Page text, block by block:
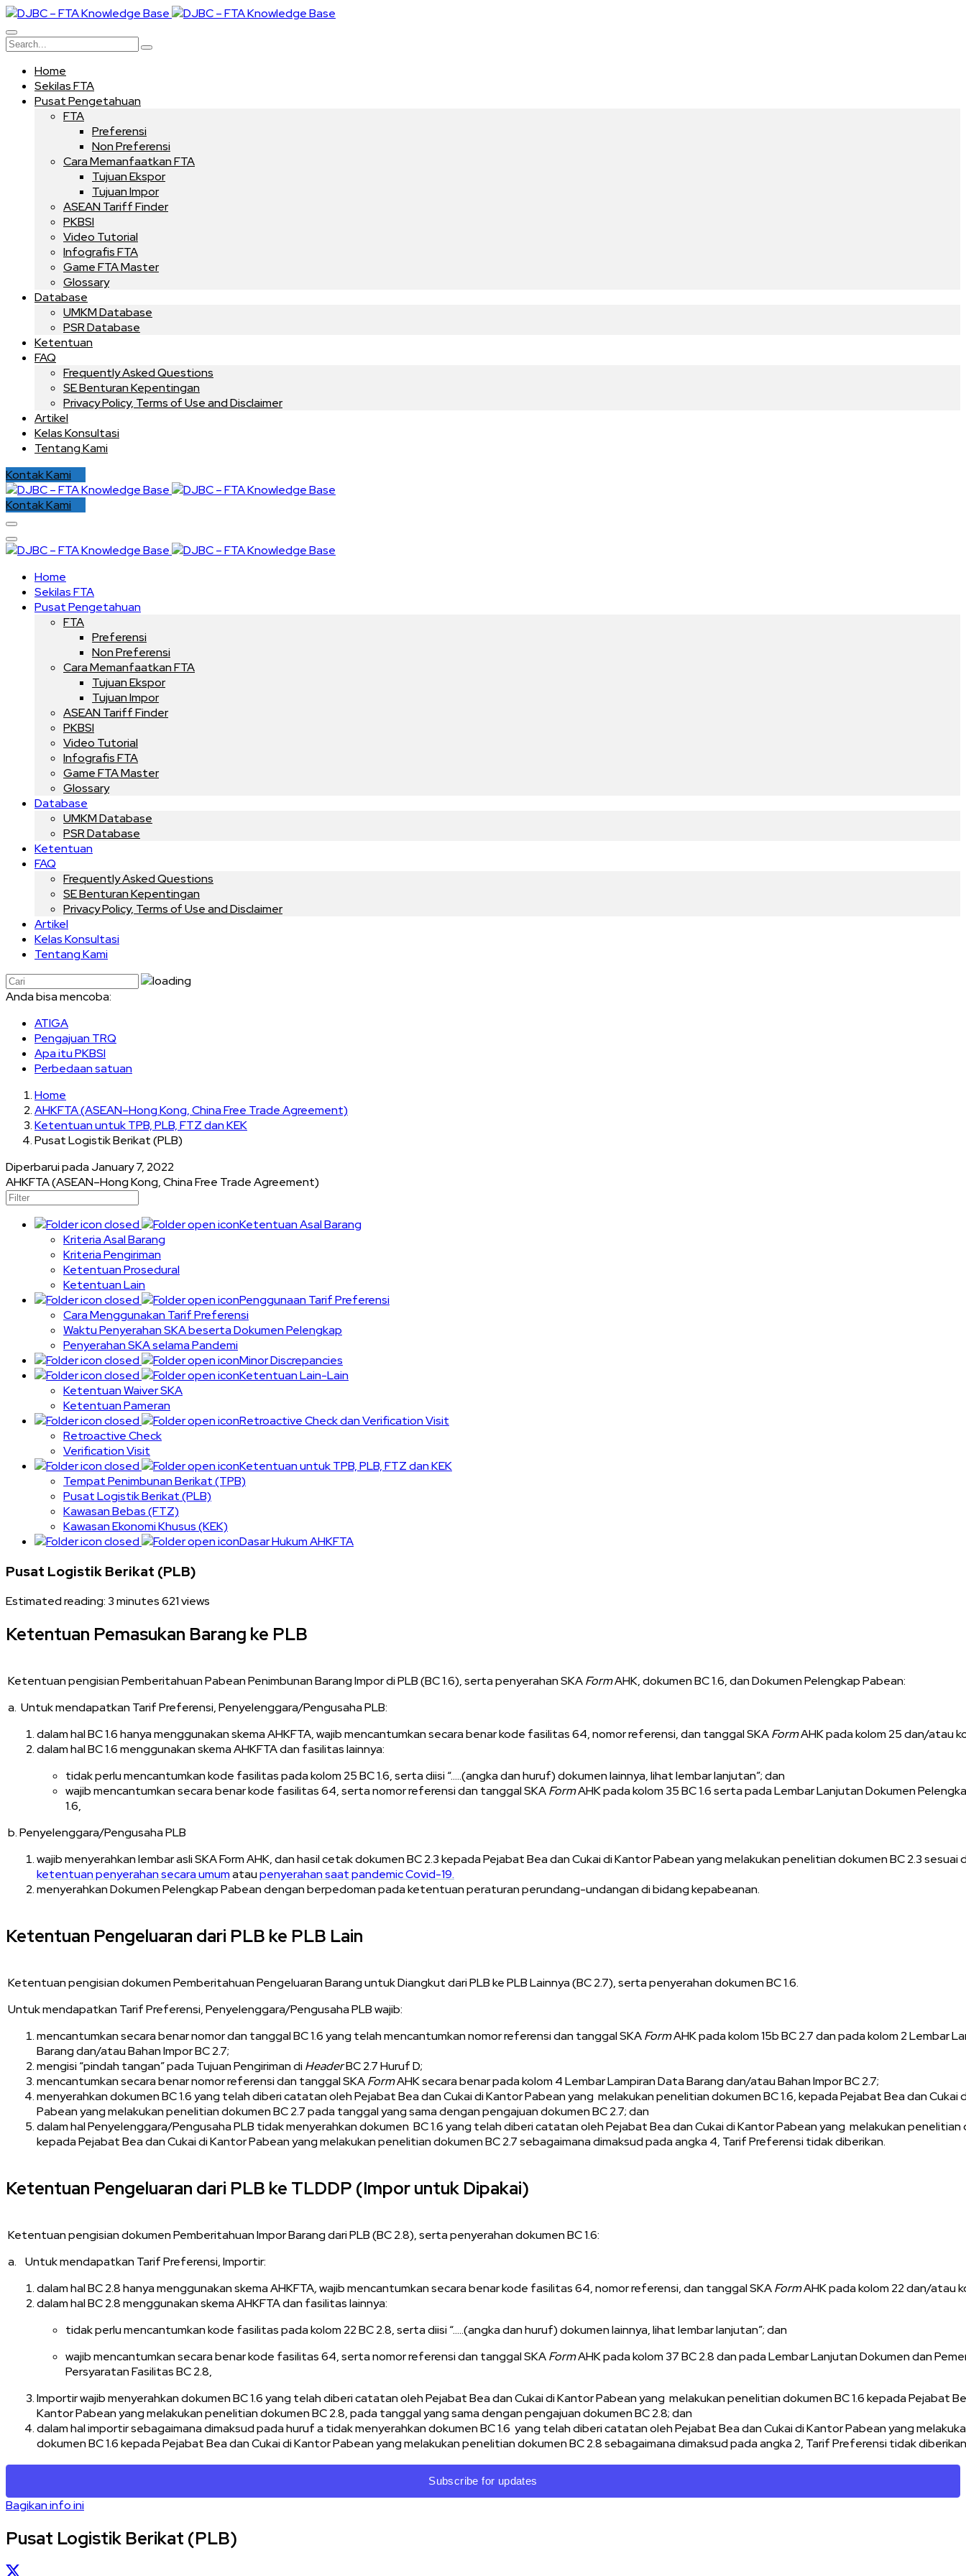
Home
Sekilas FTA
Pusat Pengetahuan
FTA
Preferensi
Non Preferensi
Cara Memanfaatkan FTA
Tujuan Ekspor
Tujuan Impor
ASEAN Tariff Finder
PKBSI
Video Tutorial
Infografis FTA
Game FTA Master
Glossary
Database
UMKM Database
PSR Database
Ketentuan
FAQ
Frequently Asked Questions
SE Benturan Kepentingan
Privacy Policy, Terms of Use and Disclaimer
Artikel
Kelas Konsultasi
Tentang Kami
Kontak Kami
Kontak Kami
Home
Sekilas FTA
Pusat Pengetahuan
FTA
Preferensi
Non Preferensi
Cara Memanfaatkan FTA
Tujuan Ekspor
Tujuan Impor
ASEAN Tariff Finder
PKBSI
Video Tutorial
Infografis FTA
Game FTA Master
Glossary
Database
UMKM Database
PSR Database
Ketentuan
FAQ
Frequently Asked Questions
SE Benturan Kepentingan
Privacy Policy, Terms of Use and Disclaimer
Artikel
Kelas Konsultasi
Tentang Kami
Anda bisa mencoba:
ATIGA
Pengajuan TRQ
Apa itu PKBSI
Perbedaan satuan
Home
AHKFTA (ASEAN–Hong Kong, China Free Trade Agreement)
Ketentuan untuk TPB, PLB, FTZ dan KEK
Pusat Logistik Berikat (PLB)
Diperbarui padaJanuary 7, 2022
AHKFTA (ASEAN–Hong Kong, China Free Trade Agreement)
Ketentuan Asal Barang
Kriteria Asal Barang
Kriteria Pengiriman
Ketentuan Prosedural
Ketentuan Lain
Penggunaan Tarif Preferensi
Cara Menggunakan Tarif Preferensi
Waktu Penyerahan SKA beserta Dokumen Pelengkap
Penyerahan SKA selama Pandemi
Minor Discrepancies
Ketentuan Lain-Lain
Ketentuan Waiver SKA
Ketentuan Pameran
Retroactive Check dan Verification Visit
Retroactive Check
Verification Visit
Ketentuan untuk TPB, PLB, FTZ dan KEK
Tempat Penimbunan Berikat (TPB)
Pusat Logistik Berikat (PLB)
Kawasan Bebas (FTZ)
Kawasan Ekonomi Khusus (KEK)
Dasar Hukum AHKFTA
Pusat Logistik Berikat (PLB)
Estimated reading: 3 minutes621 views
Ketentuan Pemasukan Barang ke PLB
Ketentuan pengisian Pemberitahuan Pabean Penimbunan Barang Impor di PLB (BC 1.6), serta penyerahan SKAFormAHK, dokumen BC 1.6, dan Dokumen Pelengkap Pabean:
a. Untuk mendapatkan Tarif Preferensi, Penyelenggara/Pengusaha PLB:
dalam hal BC 1.6 hanya menggunakan skema AHKFTA, wajib mencantumkan secara benar kode fasilitas 64, nomor referensi, dan tanggal SKAFormAHK pada kolom 25 dan/atau
dalam hal BC 1.6 menggunakan skema AHKFTA dan fasilitas lainnya:
tidak perlu mencantumkan kode fasilitas pada kolom 25 BC 1.6, serta diisi “…..(angka dan huruf) dokumen lainnya, lihat lembar lanjutan”; dan
wajib mencantumkan secara benar kode fasilitas 64, serta nomor referensi dan tanggal SKAFormAHK pada kolom 35 BC 1.6 serta pada Lembar Lanjutan Dokumen
1.6,
b. Penyelenggara/Pengusaha PLB
wajib menyerahkan lembar asli SKA Form AHK, dan hasil cetak dokumen BC 2.3 kepada Pejabat Bea dan Cukai di Kantor Pabean yang melakukan penelitian dokumen BC 2.3 sesuai
ketentuan penyerahan secara umumataupenyerahan saat pandemic Covid-19.
menyerahkan Dokumen Pelengkap Pabean dengan berpedoman pada ketentuan peraturan perundang-undangan di bidang kepabeanan.
Ketentuan Pengeluaran dari PLB ke PLB Lain
Ketentuan pengisian dokumen Pemberitahuan Pengeluaran Barang untuk Diangkut dari PLB ke PLB Lainnya (BC 2.7), serta penyerahan dokumen BC 1.6.
Untuk mendapatkan Tarif Preferensi, Penyelenggara/Pengusaha PLB wajib:
mencantumkan secara benar nomor dan tanggal BC 1.6 yang telah mencantumkan nomor referensi dan tanggal SKAFormAHK pada kolom 15b BC 2.7 dan pada kolom 2 Lembar
Barang dan/atau Bahan Impor BC 2.7;
mengisi “pindah tangan” pada Tujuan Pengiriman diHeaderBC 2.7 Huruf D;
mencantumkan secara benar nomor referensi dan tanggal SKAFormAHK secara benar pada kolom 4 Lembar Lampiran Data Barang dan/atau Bahan Impor BC 2.7;
menyerahkan dokumen BC 1.6 yang telah diberi catatan oleh Pejabat Bea dan Cukai di Kantor Pabean yang melakukan penelitian dokumen BC 1.6, kepada Pejabat Bea dan Cukai
Pabean yang melakukan penelitian dokumen BC 2.7 pada tanggal yang sama dengan pengajuan dokumen BC 2.7; dan
dalam hal Penyelenggara/Pengusaha PLB tidak menyerahkan dokumen BC 1.6 yang telah diberi catatan oleh Pejabat Bea dan Cukai di Kantor Pabean yang melakukan penelitian
kepada Pejabat Bea dan Cukai di Kantor Pabean yang melakukan penelitian dokumen BC 2.7 sebagaimana dimaksud pada angka 4, Tarif Preferensi tidak diberikan.
Ketentuan Pengeluaran dari PLB ke TLDDP (Impor untuk Dipakai)
Ketentuan pengisian dokumen Pemberitahuan Impor Barang dari PLB (BC 2.8), serta penyerahan dokumen BC 1.6:
a. Untuk mendapatkan Tarif Preferensi, Importir:
dalam hal BC 2.8 hanya menggunakan skema AHKFTA,wajib mencantumkan secara benar kode fasilitas 64, nomor referensi, dan tanggal SKAFormAHK pada kolom 22 dan/atau
dalam hal BC 2.8 menggunakan skema AHKFTA dan fasilitas lainnya:
tidak perlu mencantumkan kode fasilitas pada kolom 22 BC 2.8, serta diisi “…..(angka dan huruf) dokumen lainnya, lihat lembar lanjutan”; dan
wajib mencantumkan secara benar kode fasilitas 64, serta nomor referensi dan tanggal SKAFormAHK pada kolom 37 BC 2.8 dan pada Lembar Lanjutan Dokumen dan
Persyaratan Fasilitas BC 2.8,
Importir wajib menyerahkan dokumen BC 1.6 yang telah diberi catatan oleh Pejabat Bea dan Cukai di Kantor Pabean yang melakukan penelitian dokumen BC 1.6 kepada Pejabat
Kantor Pabean yang melakukan penelitian dokumen BC 2.8, pada tanggal yang sama dengan pengajuan dokumen BC 2.8; dan
dalam hal importir sebagaimana dimaksud pada huruf a tidak menyerahkan dokumen BC 1.6 yang telah diberi catatan oleh Pejabat Bea dan Cukai di Kantor Pabean yang
dokumen BC 1.6 kepada Pejabat Bea dan Cukai di Kantor Pabean yang melakukan penelitian dokumen BC 2.8 sebagaimana dimaksud pada angka 2, Tarif Preferensi tidak
Subscribe for updates
Bagikan info ini
Pusat Logistik Berikat (PLB)